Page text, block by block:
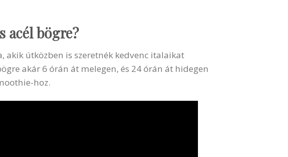
acél bögre?
akik útközben is szeretnék kedvenc italaikat
akár 6 órán át melegen, és 24 órán át hidegen
hoz.